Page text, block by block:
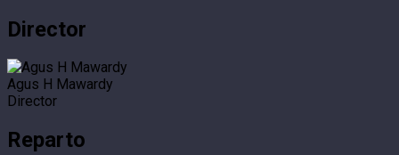
Director
Agus H Mawardy
Director
Reparto